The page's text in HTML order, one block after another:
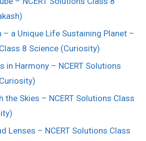
– a Unique Life Sustaining Planet –
8 Science (Curiosity)
in Harmony – NCERT Solutions
the Skies – NCERT Solutions Class
Lenses – NCERT Solutions Class